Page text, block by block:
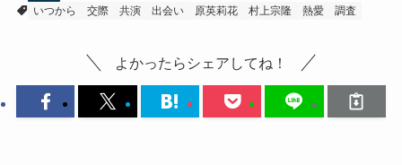
いつから
交際 共演 出会い 原英莉花 村上宗隆 熱愛 調査
よかったらシェアしてね！